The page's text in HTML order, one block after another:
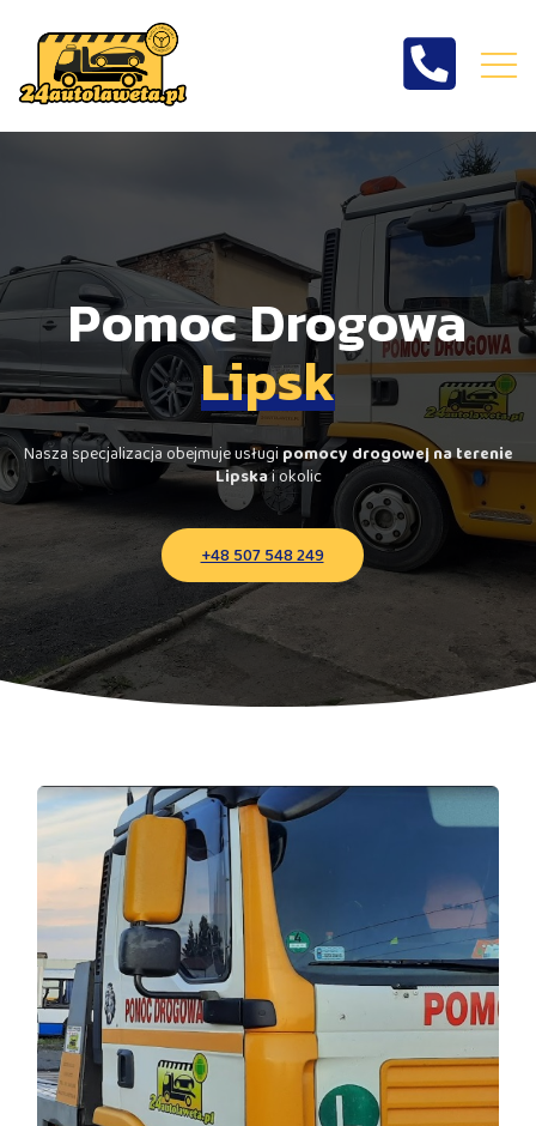
Pomoc drogowa
Pomoc Drogowa
Lipsk
Nasza specjalizacja obejmuje usługipomocy drogowej na terenie
Lipskai okolic
+48 507 548 249